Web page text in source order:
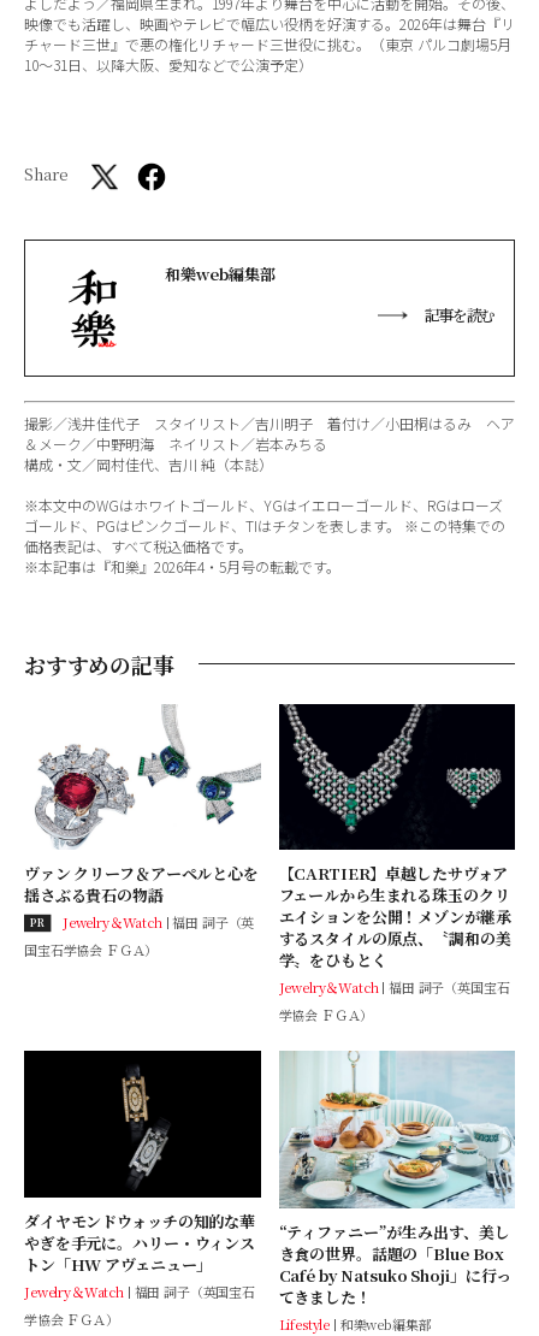
映像でも活躍し、映画やテレビで幅広い役柄を好演する。2026年は舞台『リ
チャード三世』で悪の権化リチャード三世役に挑む。（東京 パルコ劇場5月
10〜31日、以降大阪、愛知などで公演予定）
Share
和樂web編集部
記事を読む
撮影／浅井佳代子 スタイリスト／吉川明子 着付け／小田桐はるみ ヘア
＆メーク／中野明海 ネイリスト／岩本みちる
構成・文／岡村佳代、吉川 純（本誌）
※本文中のWGはホワイトゴールド、YGはイエローゴールド、RGはローズ
ゴールド、PGはピンクゴールド、TIはチタンを表します。 ※この特集での
価格表記は、すべて税込価格です。
※本記事は『和樂』2026年4・5月号の転載です。
おすすめの記事
ヴァン クリーフ＆アーペルと心を
揺さぶる貴石の物語
PR Jewelry＆Watch 福田 詞子（英
国宝石学協会 ＦＧＡ）
【CARTIER】卓越したサヴォア
フェールから生まれる珠玉のクリ
エイションを公開！メゾンが継承
するスタイルの原点、〝調和の美
学〟をひもとく
Jewelry＆Watch 福田 詞子（英国宝石
学協会 ＦＧＡ）
ダイヤモンドウォッチの知的な華
やぎを手元に。ハリー・ウィンス
トン「HW アヴェニュー」
Jewelry＆Watch 福田 詞子（英国宝石
学協会 ＦＧＡ）
“ティファニー”が生み出す、美し
き食の世界。話題の「Blue Box
Café by Natsuko Shoji」に行っ
てきました！
Lifestyle 和樂web編集部